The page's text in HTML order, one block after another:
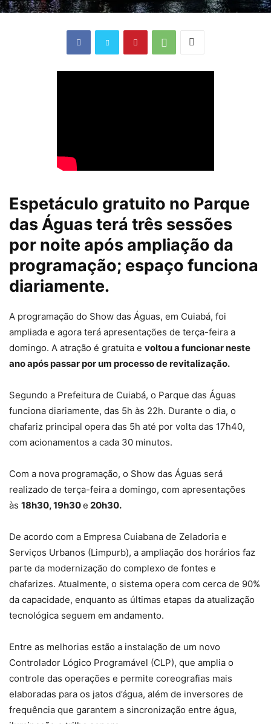
Espetáculo gratuito no Parque
das Águas terá três sessões
por noite após ampliação da
programação; espaço funciona
diariamente.
A programação do Show das Águas, em Cuiabá, foi
ampliada e agora terá apresentações de terça-feira a
domingo. A atração é gratuita e voltou a funcionar neste
ano após passar por um processo de revitalização.
Segundo a Prefeitura de Cuiabá, o Parque das Águas
funciona diariamente, das 5h às 22h. Durante o dia, o
chafariz principal opera das 5h até por volta das 17h40,
com acionamentos a cada 30 minutos.
Com a nova programação, o Show das Águas será
realizado de terça-feira a domingo, com apresentações
às 18h30, 19h30e 20h30.
De acordo com a Empresa Cuiabana de Zeladoria e
Serviços Urbanos (Limpurb), a ampliação dos horários faz
parte da modernização do complexo de fontes e
chafarizes. Atualmente, o sistema opera com cerca de 90%
da capacidade, enquanto as últimas etapas da atualização
tecnológica seguem em andamento.
Entre as melhorias estão a instalação de um novo
Controlador Lógico Programável (CLP), que amplia o
controle das operações e permite coreografias mais
elaboradas para os jatos d’água, além de inversores de
frequência que garantem a sincronização entre água,